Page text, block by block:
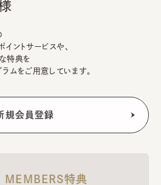
ントサービスや、
特典を
ムをご用意しています。
MEMBERS特典